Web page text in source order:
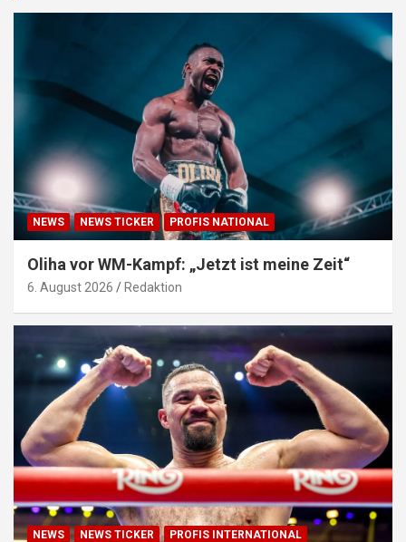
NEWS NEWS TICKER PROFIS NATIONAL
Oliha vor WM-Kampf: „Jetzt ist meine Zeit“
6. August 2026 Redaktion
NEWS NEWS TICKER PROFIS INTERNATIONAL